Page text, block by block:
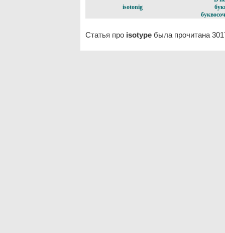
isotonig
Статья про isotype была прочитана